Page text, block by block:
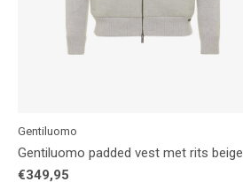
Gentiluomo
Gentiluomo padded vest met rits beige
€349,95